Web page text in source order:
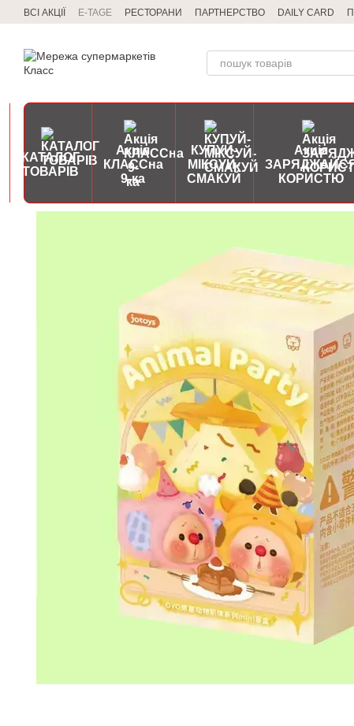
Перейти до основного контенту
ВСІ АКЦІЇ E-TAGE РЕСТОРАНИ ПАРТНЕРСТВО DAILY CARD
КАТАЛОГ
ТОВАРІВ
Акція
КЛАССна
9-ка
КУПУЙ-
МІКСУЙ-
СМАКУЙ
Акція
КОРИСТЮ